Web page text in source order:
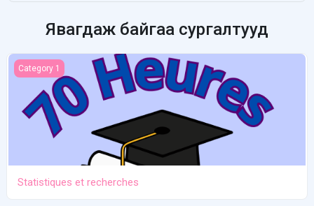
Явагдаж байгаа сургалтууд
Statistiques et recherches
Category 1
Statistiques et recherches